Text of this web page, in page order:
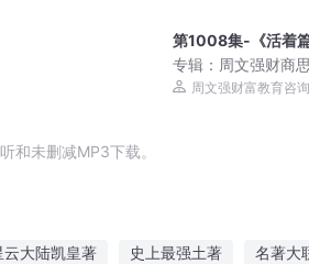
第1008集-《活着
专辑： 周文强财商
周文强财富教育咨询
和未删减MP3下载。
云大陆凯皇著 史上最强土著 名著大